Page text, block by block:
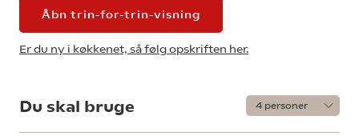
Åbn trin-for-trin-visning
Er du ny i køkkenet, så følg opskriften her.
Du skal bruge